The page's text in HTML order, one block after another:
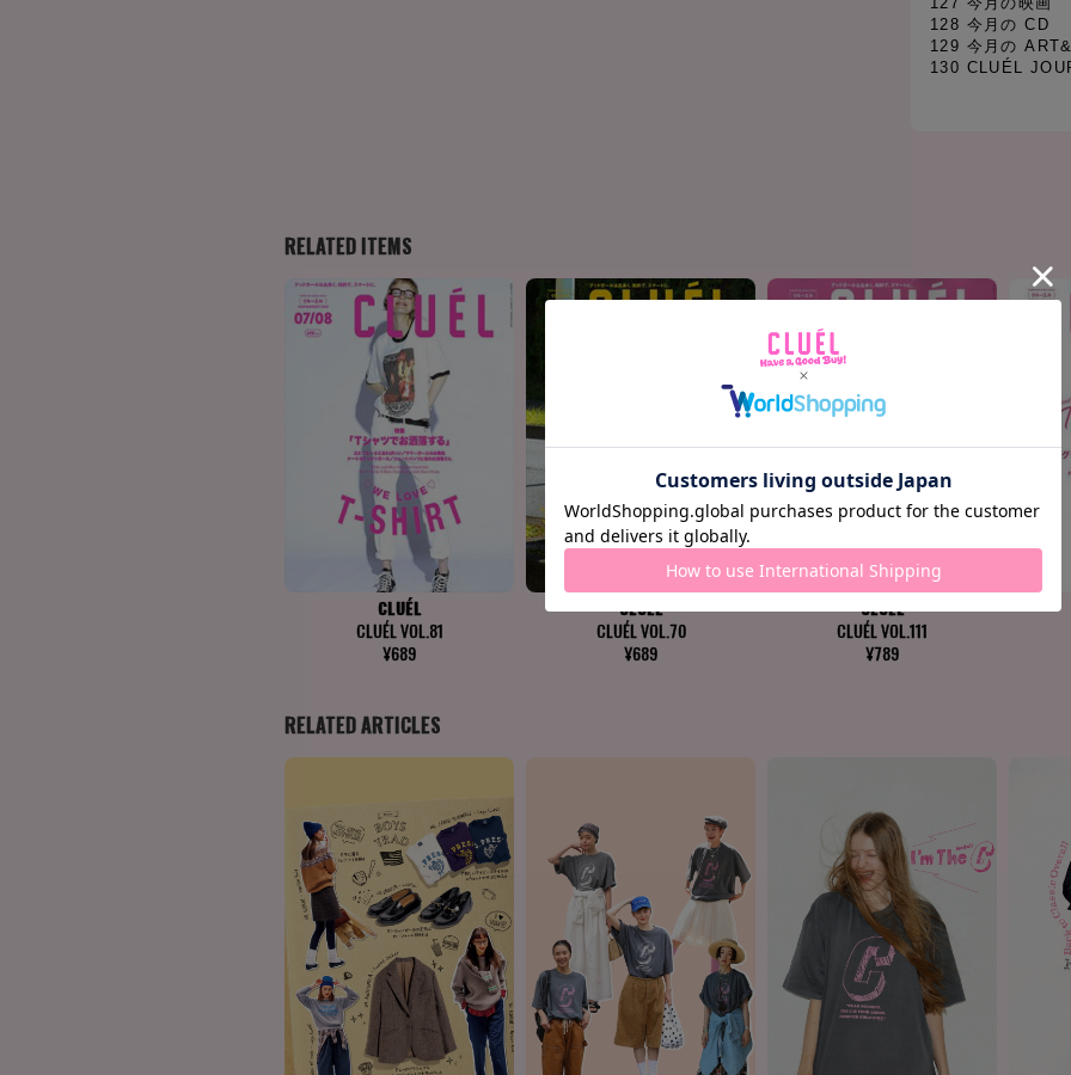
128 今月の CD
129 今月の
130 CLUÉL